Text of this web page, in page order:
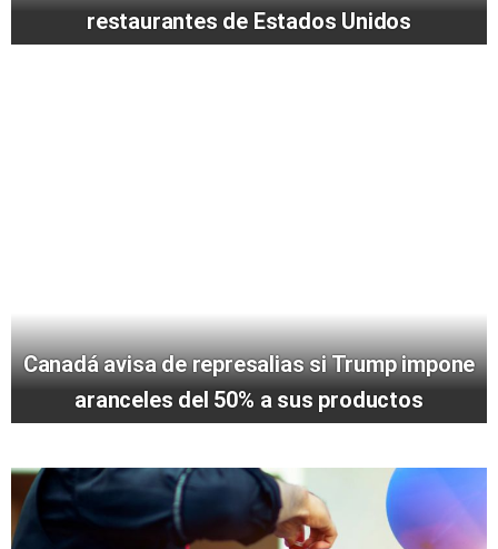
restaurantes de Estados Unidos
Canadá avisa de represalias si Trump impone
aranceles del 50% a sus productos